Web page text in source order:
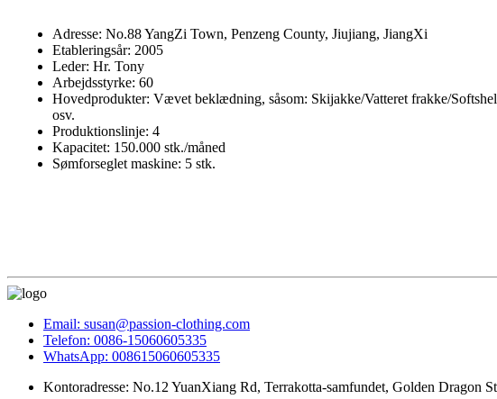
Adresse: No.88 YangZi Town, Penzeng County, Jiujiang, JiangXi
Etableringsår: 2005
Leder: Hr. Tony
Arbejdsstyrke: 60
Hovedprodukter: Vævet beklædning, såsom: Skijakke/Vatteret frakke/
osv.
Produktionslinje: 4
Kapacitet: 150.000 stk./måned
Sømforseglet maskine: 5 stk.
Email: susan@passion-clothing.com
Telefon: 0086-15060605335
WhatsApp: 008615060605335
Kontoradresse: No.12 YuanXiang Rd, Terrakotta-samfundet, Golden Dragon